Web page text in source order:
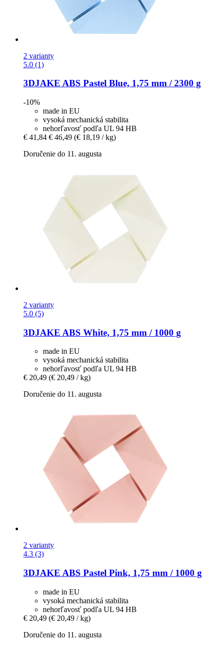
2 varianty
5.0 (1)
3DJAKE ABS Pastel Blue, 1,75 mm / 2300 g
-10%
made in EU
vysoká mechanická stabilita
nehorľavosť podľa UL 94 HB
€ 41,84 € 46,49 (€ 18,19 / kg)
Doručenie do 11. augusta
2 varianty
5.0 (5)
3DJAKE ABS White, 1,75 mm / 1000 g
made in EU
vysoká mechanická stabilita
nehorľavosť podľa UL 94 HB
€ 20,49 (€ 20,49 / kg)
Doručenie do 11. augusta
2 varianty
4.3 (3)
3DJAKE ABS Pastel Pink, 1,75 mm / 1000 g
made in EU
vysoká mechanická stabilita
nehorľavosť podľa UL 94 HB
€ 20,49 (€ 20,49 / kg)
Doručenie do 11. augusta